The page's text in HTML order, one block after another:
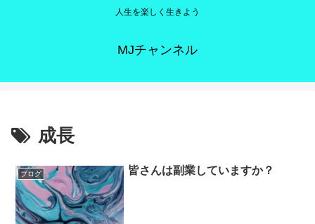
人生を楽しく生きよう
MJチャンネル
成長
ブログ 皆さんは副業していますか？